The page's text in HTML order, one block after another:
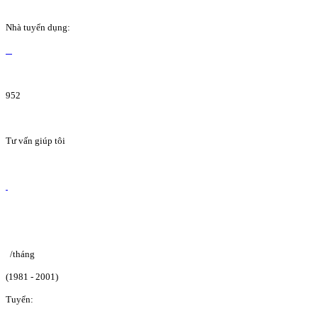
Nhà tuyển dụng:
952
Tư vấn giúp tôi
/tháng
(1981 - 2001)
Tuyển: